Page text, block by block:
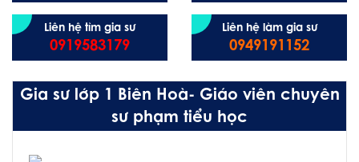
Liên hệ tìm gia sư
0919583179
Liên hệ làm gia sư
0949191152
Gia sư lớp 1 Biên Hoà- Giáo viên chuyên
sư phạm tiểu học